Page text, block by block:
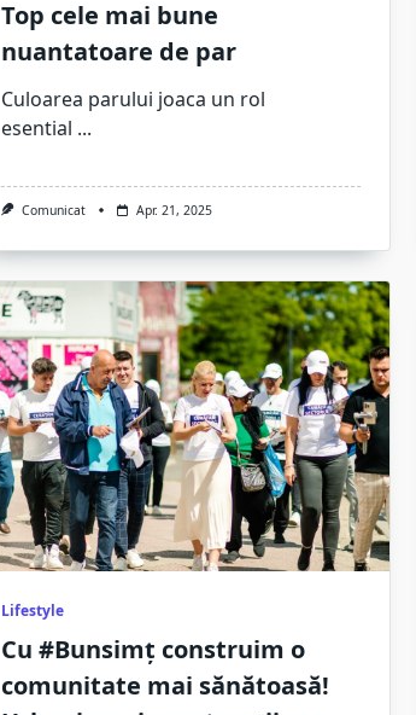
Top cele mai bune
nuantatoare de par
Culoarea parului joaca un rol
esential ...
Comunicat Apr. 21, 2025
Lifestyle
Cu #Bunsimț construim o
comunitate mai sănătoasă!